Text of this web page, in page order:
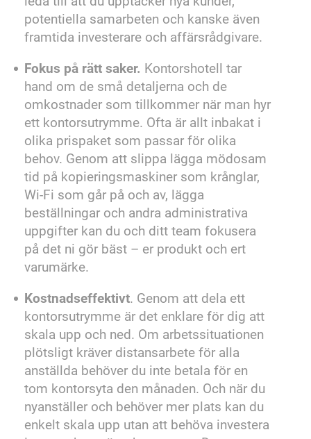
potentiella samarbeten och kanske även
framtida investerare och affärsrådgivare.
Fokus på rätt saker. Kontorshotell tar
hand om de små detaljerna och de
omkostnader som tillkommer när man hyr
ett kontorsutrymme. Ofta är allt inbakat i
olika prispaket som passar för olika
behov. Genom att slippa lägga mödosam
tid på kopieringsmaskiner som krånglar,
Wi-Fi som går på och av, lägga
beställningar och andra administrativa
uppgifter kan du och ditt team fokusera
på det ni gör bäst – er produkt och ert
varumärke.
Kostnadseffektivt. Genom att dela ett
kontorsutrymme är det enklare för dig att
skala upp och ned. Om arbetssituationen
plötsligt kräver distansarbete för alla
anställda behöver du inte betala för en
tom kontorsyta den månaden. Och när du
nyanställer och behöver mer plats kan du
enkelt skala upp utan att behöva investera